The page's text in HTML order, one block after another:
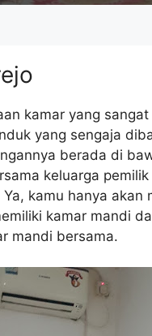
kamar yang
yang sengaja
berada di
keluarga
kamu hanya akan
kamar mandi
mandi bersama.